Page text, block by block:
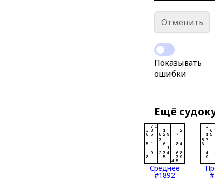
Отменить
Показывать
ошибки
Ещё
Среднее
#1892